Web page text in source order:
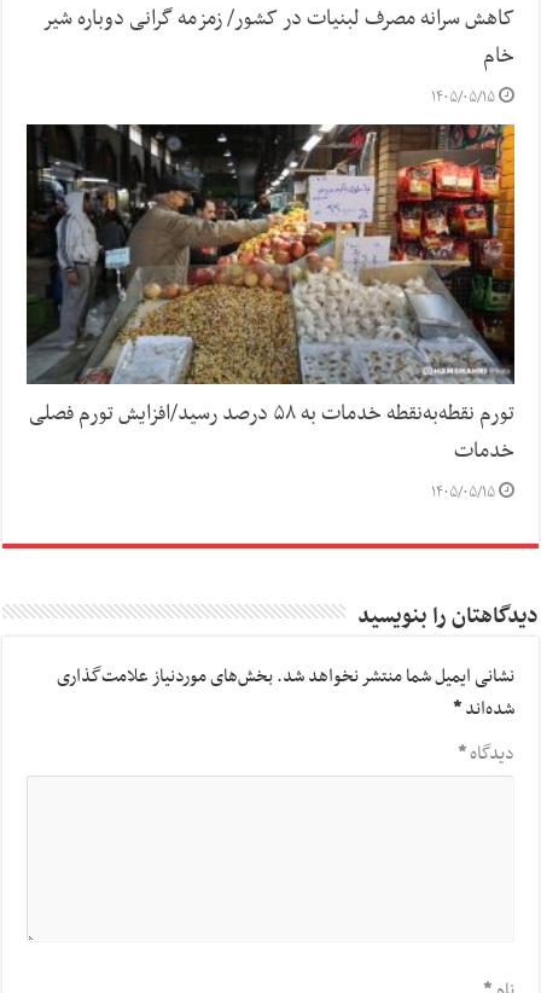
کاهش سرانه مصرف لبنیات در کشور/ زمزمه گرانی دوباره شیر
خام
۱۴۰۵/۰۵/۱۵
تورم نقطه‌به‌نقطه خدمات به ۵۸ درصد رسید/افزایش تورم فصلی
خدمات
۱۴۰۵/۰۵/۱۵
دیدگاهتان را بنویسید
نشانی ایمیل شما منتشر نخواهد شد.بخش‌های موردنیاز علامت‌گذاری
شده‌اند*
دیدگاه*